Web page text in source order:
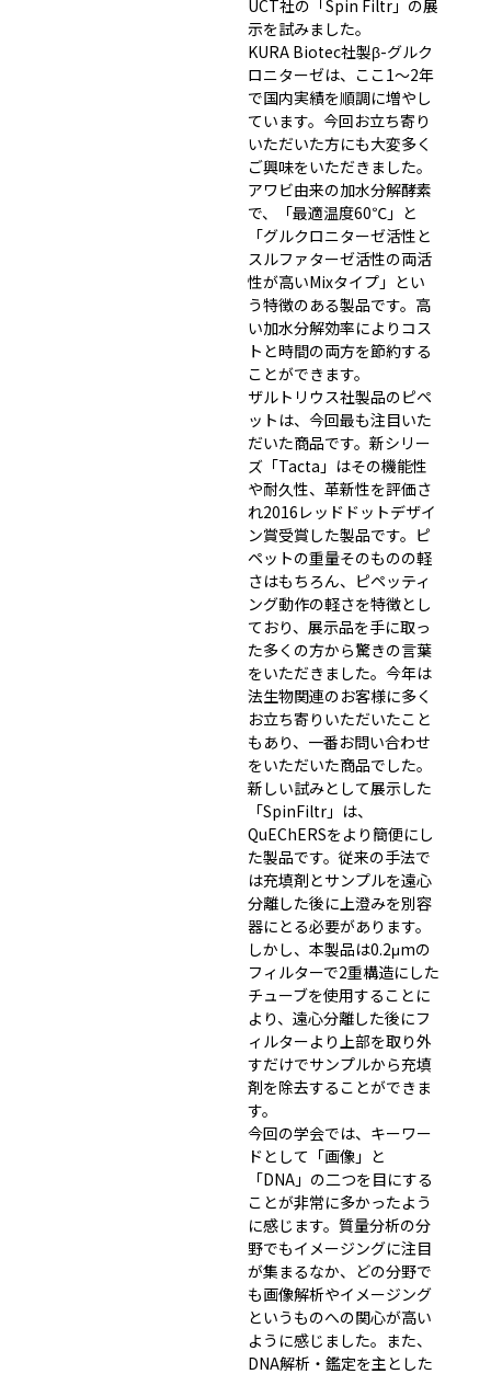
UCT社の「Spin Filtr」の展
示を試みました。
KURA Biotec社製β-グルク
ロニターゼは、ここ1～2年
で国内実績を順調に増やし
ています。今回お立ち寄り
いただいた方にも大変多く
ご興味をいただきました。
アワビ由来の加水分解酵素
で、「最適温度60℃」と
「グルクロニターゼ活性と
スルファターゼ活性の両活
性が高いMixタイプ」とい
う特徴のある製品です。高
い加水分解効率によりコス
トと時間の両方を節約する
ことができます。
ザルトリウス社製品のピペ
ットは、今回最も注目いた
だいた商品です。新シリー
ズ「Tacta」はその機能性
や耐久性、革新性を評価さ
れ2016レッドドットデザイ
ン賞受賞した製品です。ピ
ペットの重量そのものの軽
さはもちろん、ピペッティ
ング動作の軽さを特徴とし
ており、展示品を手に取っ
た多くの方から驚きの言葉
をいただきました。今年は
法生物関連のお客様に多く
お立ち寄りいただいたこと
もあり、一番お問い合わせ
をいただいた商品でした。
新しい試みとして展示した
「SpinFiltr」は、
QuEChERSをより簡便にし
た製品です。従来の手法で
は充填剤とサンプルを遠心
分離した後に上澄みを別容
器にとる必要があります。
しかし、本製品は0.2μmの
フィルターで2重構造にした
チューブを使用することに
より、遠心分離した後にフ
ィルターより上部を取り外
すだけでサンプルから充填
剤を除去することができま
す。
今回の学会では、キーワー
ドとして「画像」と
「DNA」の二つを目にする
ことが非常に多かったよう
に感じます。質量分析の分
野でもイメージングに注目
が集まるなか、どの分野で
も画像解析やイメージング
というものへの関心が高い
ように感じました。また、
DNA解析・鑑定を主とした